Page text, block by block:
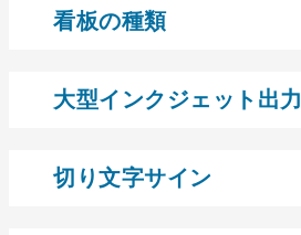
看板の種類
大型インクジェット出力
切り文字サイン